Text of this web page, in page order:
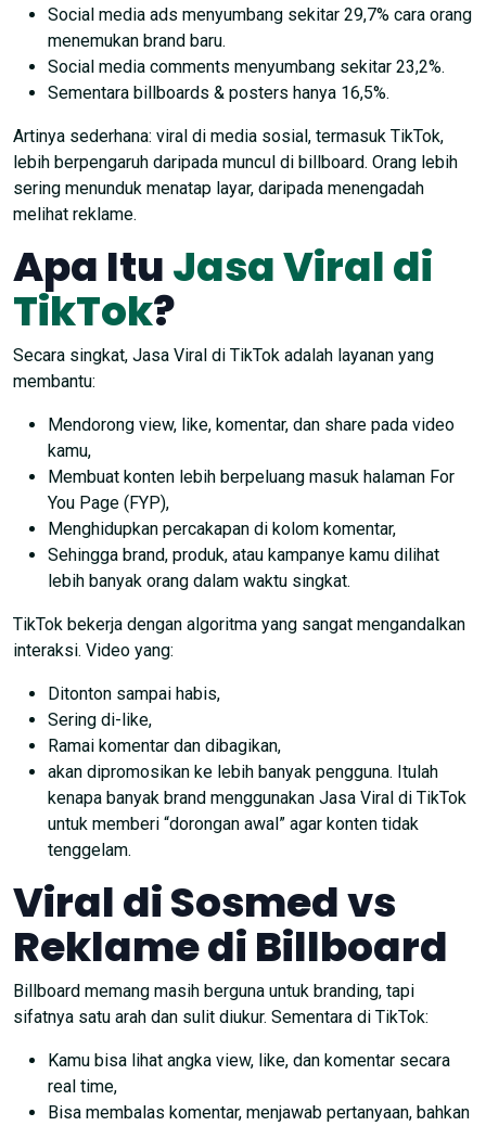
Social media ads menyumbang sekitar 29,7% cara orang
menemukan brand baru.
Social media comments menyumbang sekitar 23,2%.
Sementara billboards & posters hanya 16,5%.
Artinya sederhana: viral di media sosial, termasuk TikTok,
lebih berpengaruh daripada muncul di billboard. Orang lebih
sering menunduk menatap layar, daripada menengadah
melihat reklame.
Apa ItuJasa Viral di
TikTok?
Secara singkat, Jasa Viral di TikTok adalah layanan yang
membantu:
Mendorong view, like, komentar, dan share pada video
kamu,
Membuat konten lebih berpeluang masuk halaman For
You Page (FYP),
Menghidupkan percakapan di kolom komentar,
Sehingga brand, produk, atau kampanye kamu dilihat
lebih banyak orang dalam waktu singkat.
TikTok bekerja dengan algoritma yang sangat mengandalkan
interaksi. Video yang:
Ditonton sampai habis,
Sering di-like,
Ramai komentar dan dibagikan,
akan dipromosikan ke lebih banyak pengguna. Itulah
kenapa banyak brand menggunakan Jasa Viral di TikTok
untuk memberi “dorongan awal” agar konten tidak
tenggelam.
Viral di Sosmed vs
Reklame di Billboard
Billboard memang masih berguna untuk branding, tapi
sifatnya satu arah dan sulit diukur. Sementara di TikTok:
Kamu bisa lihat angka view, like, dan komentar secara
real time,
Bisa membalas komentar, menjawab pertanyaan, bahkan